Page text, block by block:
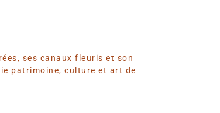
ses canaux fleuris et son
patrimoine, culture et art de